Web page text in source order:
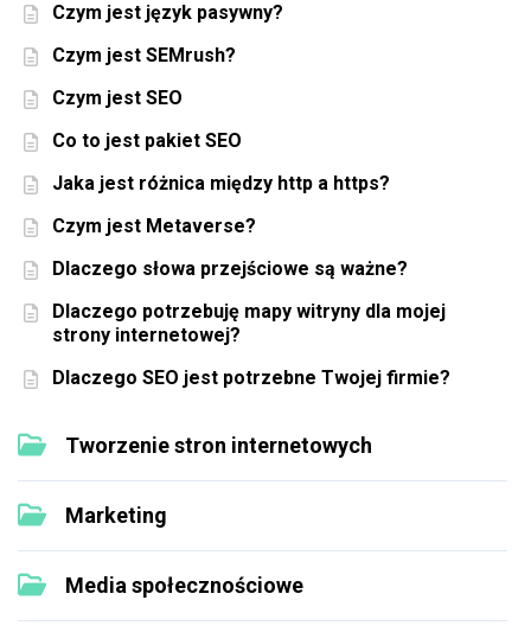
Czym jest język pasywny?
Czym jest SEMrush?
Czym jest SEO
Co to jest pakiet SEO
Jaka jest różnica między http a https?
Czym jest Metaverse?
Dlaczego słowa przejściowe są ważne?
Dlaczego potrzebuję mapy witryny dla mojej
strony internetowej?
Dlaczego SEO jest potrzebne Twojej firmie?
Tworzenie stron internetowych
Marketing
Media społecznościowe